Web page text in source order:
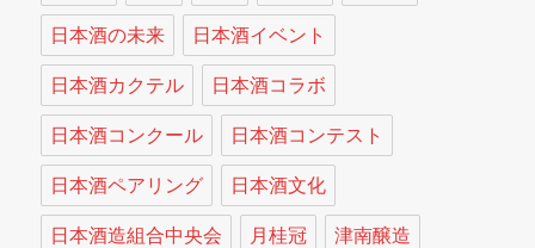
日本酒の未来 日本酒イベント
日本酒カクテル 日本酒コラボ
日本酒コンクール 日本酒コンテスト
日本酒ペアリング 日本酒文化
日本酒造組合中央会 月桂冠 津南醸造